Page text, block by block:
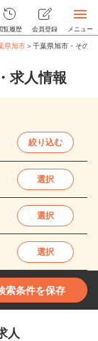
覧履歴 会員登録 メニュー
県旭市＞千葉県旭市・その
求人情報
絞り込む
選択
選択
選択
索条件を保存
人